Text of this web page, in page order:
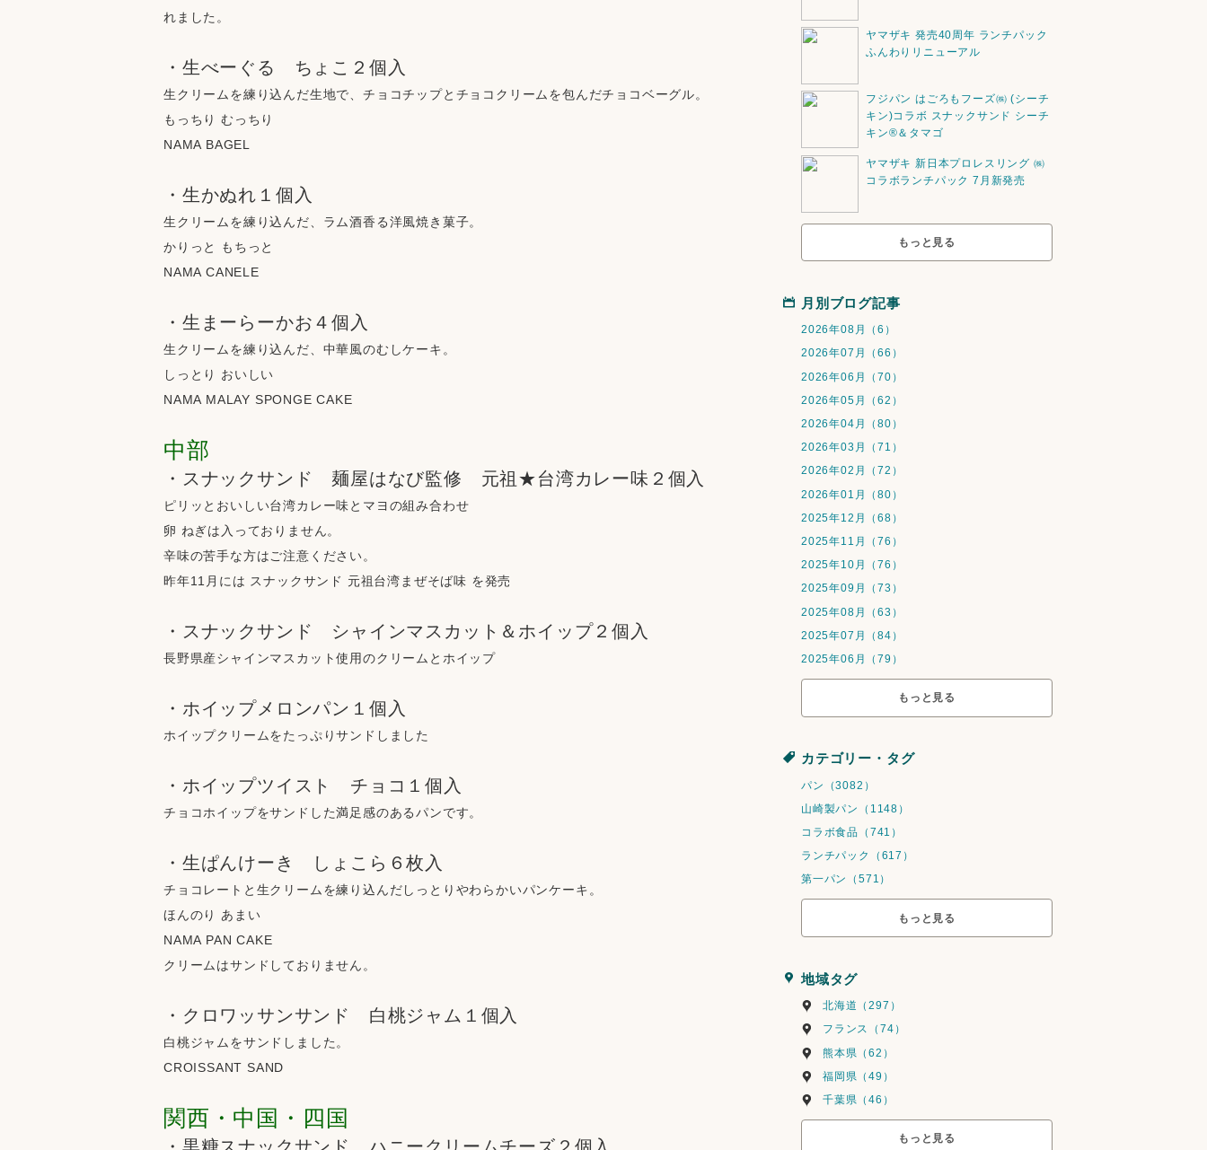
れました。
・生べーぐる　ちょこ２個入
生クリームを練り込んだ生地で、チョコチップとチョコクリームを包んだチョコベーグル。
もっちり むっちり
NAMA BAGEL
・生かぬれ１個入
生クリームを練り込んだ、ラム酒香る洋風焼き菓子。
かりっと もちっと
NAMA CANELE
・生まーらーかお４個入
生クリームを練り込んだ、中華風のむしケーキ。
しっとり おいしい
NAMA MALAY SPONGE CAKE
中部
・スナックサンド　麺屋はなび監修　元祖★台湾カレー味２個入
ピリッとおいしい台湾カレー味とマヨの組み合わせ
卵 ねぎは入っておりません。
辛味の苦手な方はご注意ください。
昨年11月には スナックサンド 元祖台湾まぜそば味 を発売
・スナックサンド　シャインマスカット＆ホイップ２個入
長野県産シャインマスカット使用のクリームとホイップ
・ホイップメロンパン１個入
ホイップクリームをたっぷりサンドしました
・ホイップツイスト　チョコ１個入
チョコホイップをサンドした満足感のあるパンです。
・生ぱんけーき　しょこら６枚入
チョコレートと生クリームを練り込んだしっとりやわらかいパンケーキ。
ほんのり あまい
NAMA PAN CAKE
クリームはサンドしておりません。
・クロワッサンサンド　白桃ジャム１個入
白桃ジャムをサンドしました。
CROISSANT SAND
関西・中国・四国
ヤマザキ 発売40周年 ランチパック
ふんわりリニューアル
フジパン はごろもフーズ㈱ (シーチ
キン)コラボ スナックサンド シーチ
キン®️＆タマゴ
ヤマザキ 新日本プロレスリング ㈱
コラボランチパック 7月新発売
もっと見る
月別ブログ記事
2026年08月（6）
2026年07月（66）
2026年06月（70）
2026年05月（62）
2026年04月（80）
2026年03月（71）
2026年02月（72）
2026年01月（80）
2025年12月（68）
2025年11月（76）
2025年10月（76）
2025年09月（73）
2025年08月（63）
2025年07月（84）
2025年06月（79）
もっと見る
カテゴリー・タグ
パン（3082）
山崎製パン（1148）
コラボ食品（741）
ランチパック（617）
第一パン（571）
もっと見る
地域タグ
北海道（297）
フランス（74）
熊本県（62）
福岡県（49）
千葉県（46）
もっと見る